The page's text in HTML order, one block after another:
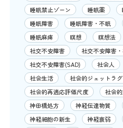
睡眠禁止ゾーン
睡眠薬
睡眠障害
睡眠障害・不眠
睡眠麻痺
瞑想 瞑想法
社交不安障害
社交不安障害
社交不安障害(SAD)
社会人
社会生活
社会的ジェットラグ
社会的再適応評価尺度
社会
神田橋処方
神経伝達物質
神経細胞の新生
神経衰弱